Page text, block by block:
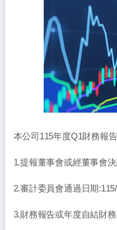
本公司115年度Q1財務報
1.提報董事會或經董事會
2.審計委員會通過日期
3.財務報告或年度自結財